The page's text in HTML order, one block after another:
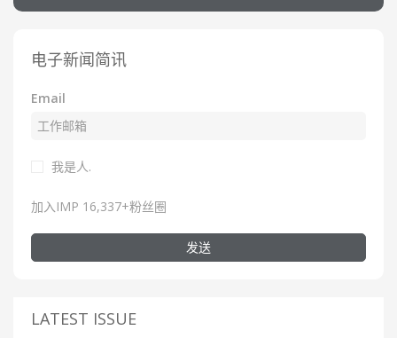
电子新闻简讯
Email
我是人.
加入IMP 16,337+粉丝圈
发送
LATEST ISSUE